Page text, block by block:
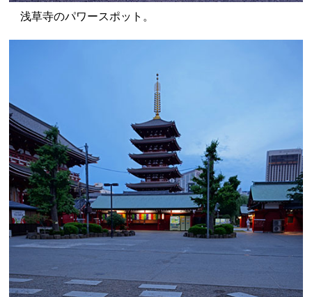
浅草寺のパワースポット。